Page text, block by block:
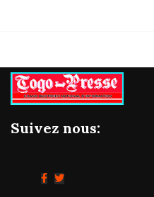
Suivez nous: